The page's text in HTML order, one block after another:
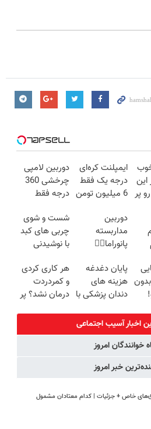
پر
ایمپلنت کره‌ای
درجه یک فقط
6 میلیون تومن
دوربین لامپی
چرخشی 360
درجه فقط
🔥 پرداخت
درب منزل
دوربین
مداربسته
پانوراما👈🏻
360°و سازگار با
اندروید و ios
شست و شوی
چربی های کبد
با نوشیدنی
پایان دغدغه
هزینه های
دندان پزشکی با
کننده خانگی
هر کاری کردی
و کمردردت
درمان نشد؟ پر
دریافت راه حل
اخبار آسیب اجتماعی
خوانندگان امروز
خبر امروز
خاص + جزئیات | کدام معتادان مشمول